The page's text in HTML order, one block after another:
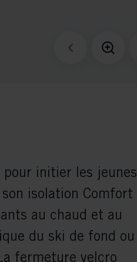
pour initier les jeunes
isolation Comfort
au chaud et au
du ski de fond ou
fermeture velcro